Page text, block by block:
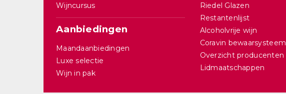
Wijncursus
Aanbiedingen
Maandaanbiedingen
Luxe selectie
Wijn in pak
Riedel Glazen
Restantenlijst
Alcoholvrije wijn
Coravin bewaarsysteem
Overzicht producenten
Lidmaatschappen